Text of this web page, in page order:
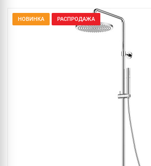
НОВИНКА РАСПРОДАЖА